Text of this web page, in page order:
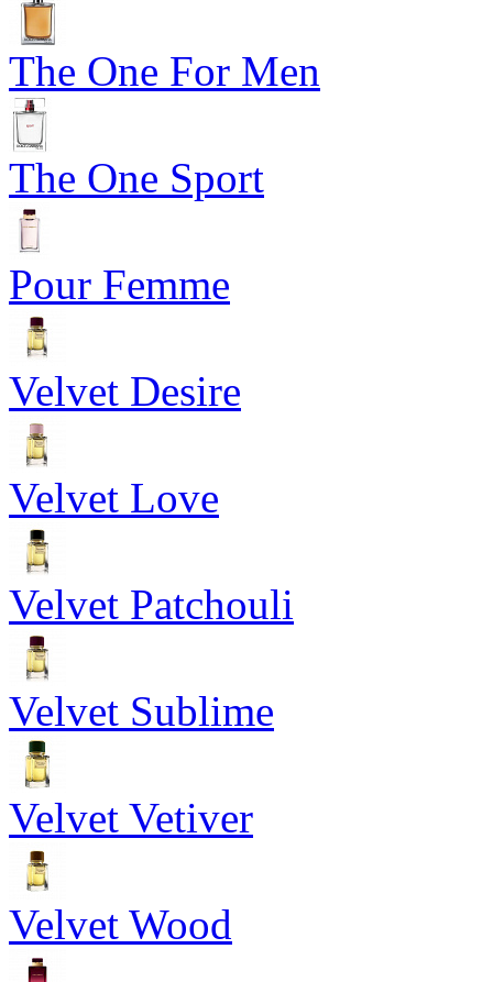
The One For Men
The One Sport
Pour Femme
Velvet Desire
Velvet Love
Velvet Patchouli
Velvet Sublime
Velvet Vetiver
Velvet Wood